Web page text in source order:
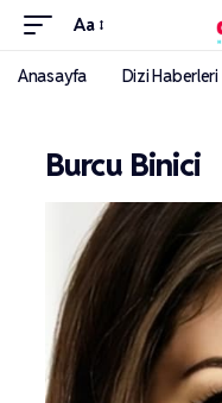
Aa
Anasayfa Dizi Haberleri
Burcu Binici